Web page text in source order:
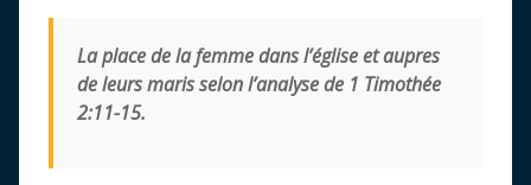
La place de la femme dans l’église et aupres
de leurs maris selon l’analyse de 1 Timothée
2:11-15.